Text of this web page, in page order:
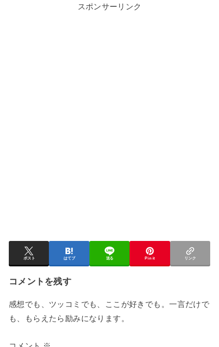
スポンサーリンク
ポスト はてブ 送る Pin it リンク
コメントを残す
感想でも、ツッコミでも、ここが好きでも。一言だけで
も、もらえたら励みになります。